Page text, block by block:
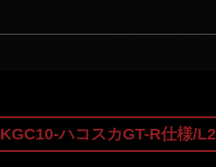
KGC10-ハコスカGT-R仕様/